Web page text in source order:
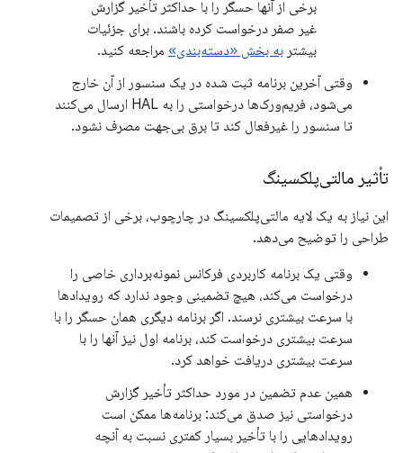
برخی از آنها حسگر را با حداکثر تأخیر گزارش
غیر صفر درخواست کرده باشند. برای جزئیات
بیشتر به بخش «دسته‌بندی» مراجعه کنید.
وقتی آخرین برنامه ثبت شده در یک سنسور از آن خارج
می‌شود، فریم‌ورک‌ها درخواستی را به HAL ارسال می‌کنند
تا سنسور را غیرفعال کند تا برق بی‌جهت مصرف نشود.
تأثیر مالتی‌پلکسینگ
این نیاز به یک لایه مالتی‌پلکسینگ در چارچوب، برخی از تصمیمات
طراحی را توضیح می‌دهد.
وقتی یک برنامه کاربردی فرکانس نمونه‌برداری خاصی را
درخواست می‌کند، هیچ تضمینی وجود ندارد که رویدادها
با سرعت بیشتری نرسند. اگر برنامه دیگری همان حسگر را با
سرعت بیشتری درخواست کند، برنامه اول نیز آنها را با
سرعت بیشتری دریافت خواهد کرد.
همین عدم تضمین در مورد حداکثر تأخیر گزارش
درخواستی نیز صدق می‌کند: برنامه‌ها ممکن است
رویدادهایی را با تأخیر بسیار کمتری نسبت به آنچه